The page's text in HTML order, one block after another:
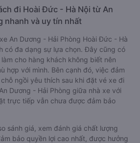
đi Hoài Đức - Hà Nội từ An
nhanh và uy tín nhất
An Dương - Hải Phòng Hoài Đức - Hà
có đa dạng sự lựa chọn. Đây cũng có
cho hàng khách không biết nên
hợp với mình. Bên cạnh đó, việc đảm
ngồi yêu thích sau khi đặt vé xe đi
Dương - Hải Phòng giữa nhà xe với
trực tiếp vẫn chưa được đảm bảo
sánh giá, xem đánh giá chất lượng
bảo quyền lợi cao nhất, được hưởng